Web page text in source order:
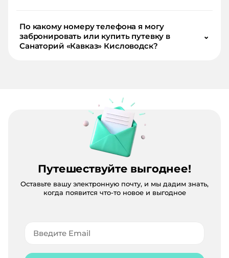
По какому номеру телефона я могу
забронировать или купить путевку в
Санаторий «Кавказ» Кисловодск?
⌄
Путешествуйте выгоднее!
Оставьте вашу электронную почту, и мы дадим знать,
когда появится что-то новое и выгодное